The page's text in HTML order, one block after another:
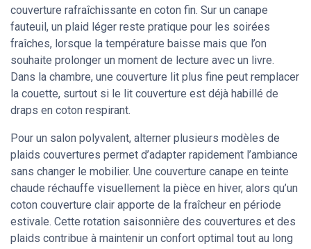
couverture rafraîchissante en coton fin. Sur un canape
fauteuil, un plaid léger reste pratique pour les soirées
fraîches, lorsque la température baisse mais que l’on
souhaite prolonger un moment de lecture avec un livre.
Dans la chambre, une couverture lit plus fine peut remplacer
la couette, surtout si le lit couverture est déjà habillé de
draps en coton respirant.
Pour un salon polyvalent, alterner plusieurs modèles de
plaids couvertures permet d’adapter rapidement l’ambiance
sans changer le mobilier. Une couverture canape en teinte
chaude réchauffe visuellement la pièce en hiver, alors qu’un
coton couverture clair apporte de la fraîcheur en période
estivale. Cette rotation saisonnière des couvertures et des
plaids contribue à maintenir un confort optimal tout au long